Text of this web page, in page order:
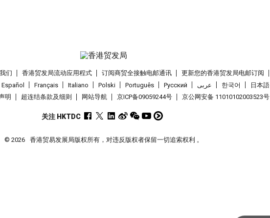
们 香港贸发局流动应用程式 订阅商贸全接触电邮通讯 更新您的香港贸发局电邮订阅
Español Français Italiano Polski Português Pусский عربى 한국어
日本語
明 超连结条款及细则 网站导航 京ICP备09059244号 京公网安备 11010102003523号
关注 HKTDC
© 2026 香港贸易发展局版权所有，对违反版权者保留一切追索权利 。